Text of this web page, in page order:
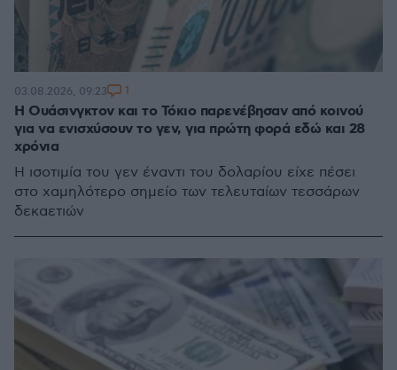
Η Ουάσινγκτον και το Τόκιο παρενέβησαν από κοινού
για να ενισχύσουν το γεν, για πρώτη φορά εδώ και 28
χρόνια
Η ισοτιμία του γεν έναντι του δολαρίου είχε πέσει
στο χαμηλότερο σημείο των τελευταίων τεσσάρων
δεκαετιών
03.08.2026, 09:23 1